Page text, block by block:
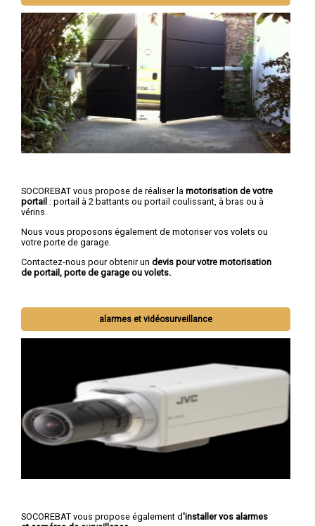
SOCOREBAT vous propose de réaliser la motorisation de votre
portail : portail à 2 battants ou portail coulissant, à bras ou à
vérins.
Nous vous proposons également de motoriser vos volets ou
votre porte de garage.
Contactez-nous pour obtenir un devis pour votre motorisation
de portail, porte de garage ou volets.
alarmes et vidéosurveillance
SOCOREBAT vous propose également d'installer vos alarmes